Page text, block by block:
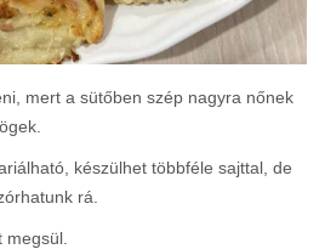
mert a sütőben szép nagyra nőnek
készülhet többféle sajttal, de
rá.